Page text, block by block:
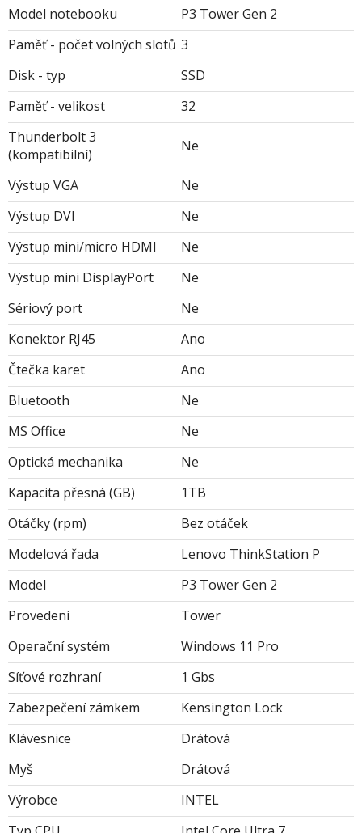
Model notebooku
P3 Tower Gen 2
Paměť - počet volných slotů 3
Disk - typ
SSD
Paměť - velikost
32
Thunderbolt 3
(kompatibilní)
Ne
Výstup VGA
Ne
Výstup DVI
Ne
Výstup mini/micro HDMI
Ne
Výstup mini DisplayPort
Ne
Sériový port
Ne
Konektor RJ45
Ano
Čtečka karet
Ano
Bluetooth
Ne
MS Office
Ne
Optická mechanika
Ne
Kapacita přesná (GB)
1TB
Otáčky (rpm)
Bez otáček
Modelová řada
Lenovo ThinkStation P
Model
P3 Tower Gen 2
Provedení
Tower
Operační systém
Windows 11 Pro
Síťové rozhraní
1 Gbs
Zabezpečení zámkem
Kensington Lock
Klávesnice
Drátová
Myš
Drátová
Výrobce
INTEL